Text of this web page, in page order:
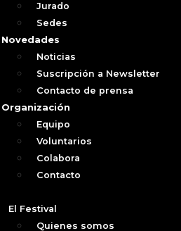
Jurado
Sedes
Novedades
Noticias
Suscripción a Newsletter
Contacto de prensa
Organización
Equipo
Voluntarios
Colabora
Contacto
El Festival
Quienes somos